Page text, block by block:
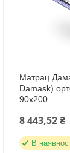
Матрац
Damask)
90х200
8 443,52 ₴
В